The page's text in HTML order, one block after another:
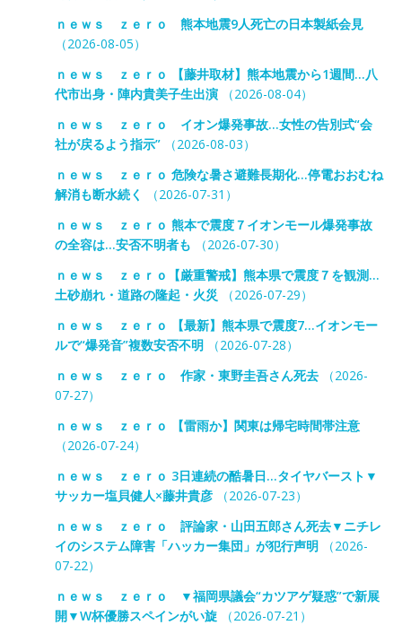
ｎｅｗｓ ｚｅｒｏ 熊本地震9人死亡の日本製紙会見
（2026-08-05）
ｎｅｗｓ ｚｅｒｏ 【藤井取材】熊本地震から1週間…八
代市出身・陣内貴美子生出演（2026-08-04）
ｎｅｗｓ ｚｅｒｏ イオン爆発事故…女性の告別式“会
社が戻るよう指示”（2026-08-03）
ｎｅｗｓ ｚｅｒｏ 危険な暑さ避難長期化…停電おおむね
解消も断水続く
（2026-07-31）
ｎｅｗｓ ｚｅｒｏ 熊本で震度７イオンモール爆発事故
の全容は…安否不明者も （2026-07-30）
ｎｅｗｓ ｚｅｒｏ【厳重警戒】熊本県で震度７を観測…
土砂崩れ・道路の隆起・火災
（2026-07-29）
ｎｅｗｓ ｚｅｒｏ 【最新】熊本県で震度7…イオンモー
ルで“爆発音”複数安否不明（2026-07-28）
ｎｅｗｓ ｚｅｒｏ 作家・東野圭吾さん死去（2026-
07-27）
ｎｅｗｓ ｚｅｒｏ 【雷雨か】関東は帰宅時間帯注意
（2026-07-24）
ｎｅｗｓ ｚｅｒｏ 3日連続の酷暑日…タイヤバースト▼
サッカー塩貝健人×藤井貴彦（2026-07-23）
ｎｅｗｓ ｚｅｒｏ 評論家・山田五郎さん死去▼ニチレ
イのシステム障害「ハッカー集団」が犯行声明（2026-
07-22）
ｎｅｗｓ ｚｅｒｏ ▼福岡県議会“カツアゲ疑惑”で新展
開▼W杯優勝スペインがい旋（2026-07-21）